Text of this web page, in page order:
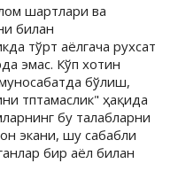
шартлари ва
билан
тўрт аёлгача рухсат
эмас. Кўп хотин
бўлиш,
тптамаслик" ҳақида
бу талабларни
экани, шу сабабли
бир аёл билан